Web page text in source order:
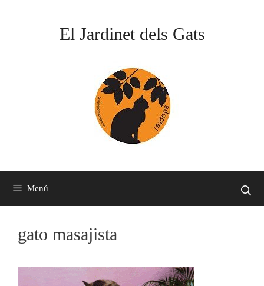
El Jardinet dels Gats
Menú
gato masajista